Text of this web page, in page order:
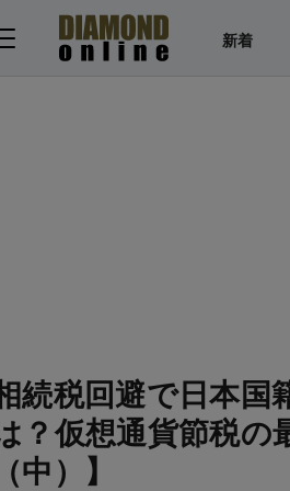
新着
続税回避で日本国
？仮想通貨節税の
（中）】